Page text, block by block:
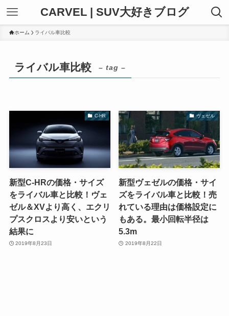
CARVEL | SUV大好きブログ
ホーム ライバル車比較
ライバル車比較 – tag –
C-HR
新型C-HRの価格・サイズ
をライバル車と比較！ヴェ
ゼル＆XVより高く、エクリ
プスクロスより安いという
結果に
2019年8月23日
ヴェゼル
新型ヴェゼルの価格・サイ
ズをライバル車と比較！売
れている理由は価格設定に
もある。最小回転半径は
5.3m
2019年8月22日